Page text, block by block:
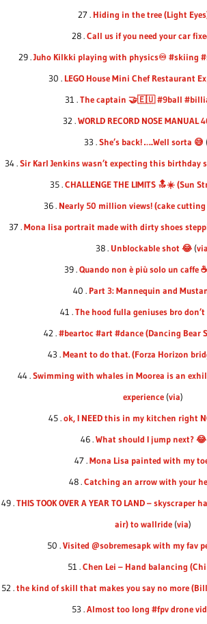
27 . Hiding in the tree (Light
28 .Call us if you need your car
29 .Juho Kilkki playing with physics♾ #skiing
30 . LEGO House Mini Chef Restaurant
31 .The captain 🤝🇪🇺 #9ball
32 .WORLD RECORD NOSE MANUAL
33 .She’s back! …..Well sorta 😅
34 .Sir Karl Jenkins wasn’t expecting this birthday
35 .CHALLENGE THE LIMITS 🔝☀️ (Sun
36 . Nearly 50 million views! (cake
37 .Mona lisa portrait made with dirty shoes
38 . Unblockable shot 😂 (via
39 .Quando non è più solo un caffe
40 . Part 3: Mannequin and
41 .The hood fulla geniuses bro don’t
42 .#beartoc #art #dance (Dancing Bear
43 .Meant to do that. (Forza Horizon
44 .Swimming with whales in Moorea is an
experience (via)
45 .ok, I NEED this in my kitchen right
46 .What should I jump next? 😂
47 .Mona Lisa painted with my
48 .Catching an arrow with your
49 .THIS TOOK OVER A YEAR TO LAND –
air) to wallride (via)
50 .Visited @sobremesapk with my fav
51 .Chen Lei – Hand balancing
52 .the kind of skill that makes you say no more
53 .Almost too long #fpv drone